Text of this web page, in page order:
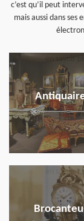
c’est qu’il peut
mais aussi dans
en savoir
en savoir